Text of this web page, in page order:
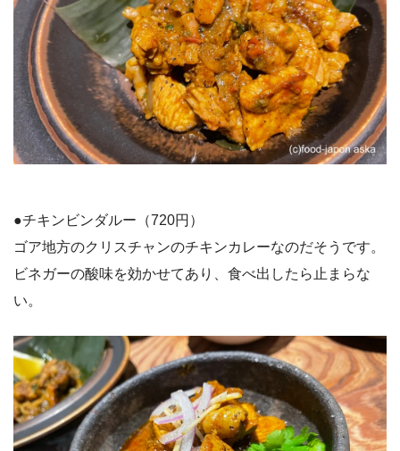
●チキンビンダルー（720円）
ゴア地方のクリスチャンのチキンカレーなのだそうです。
ビネガーの酸味を効かせてあり、食べ出したら止まらな
い。